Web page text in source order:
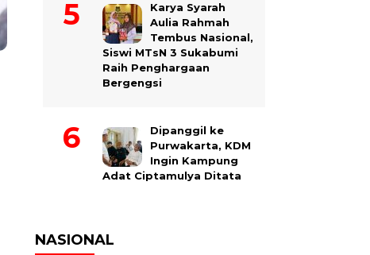
Karya Syarah
Aulia Rahmah
Tembus Nasional,
Siswi MTsN 3 Sukabumi
Raih Penghargaan
Bergengsi
Dipanggil ke
Purwakarta, KDM
Ingin Kampung
Adat Ciptamulya Ditata
NASIONAL